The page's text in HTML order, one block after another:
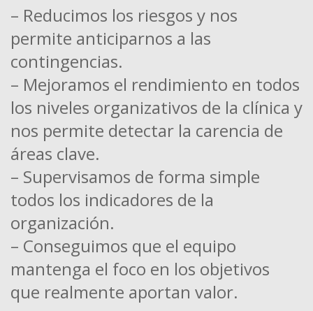
– Reducimos los riesgos y nos
permite anticiparnos a las
contingencias.
– Mejoramos el rendimiento en todos
los niveles organizativos de la clínica y
nos permite detectar la carencia de
áreas clave.
– Supervisamos de forma simple
todos los indicadores de la
organización.
– Conseguimos que el equipo
mantenga el foco en los objetivos
que realmente aportan valor.